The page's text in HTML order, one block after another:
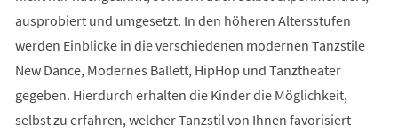
ausprobiert und umgesetzt. In den höheren Altersstufen
werden Einblicke in die verschiedenen modernen Tanzstile
New Dance, Modernes Ballett, HipHop und Tanztheater
gegeben. Hierdurch erhalten die Kinder die Möglichkeit,
selbst zu erfahren, welcher Tanzstil von Ihnen favorisiert